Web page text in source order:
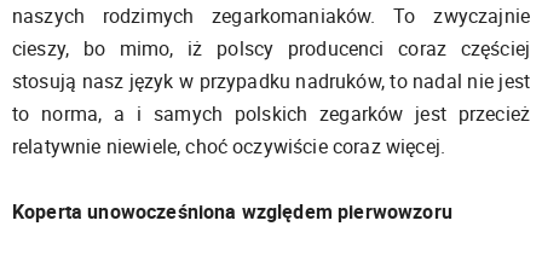
naszych rodzimych zegarkomaniaków. To zwyczajnie
cieszy, bo mimo, iż polscy producenci coraz częściej
stosują nasz język w przypadku nadruków, to nadal nie jest
to norma, a i samych polskich zegarków jest przecież
relatywnie niewiele, choć oczywiście coraz więcej.
Koperta unowocześniona względem pierwowzoru